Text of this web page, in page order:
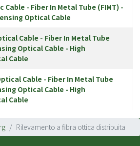
Cable - Fiber In Metal Tube (FIMT) -
Optical Cable
Cable - Fiber In Metal Tube
Optical Cable - High
Cable
Cable - Fiber In Metal Tube
Optical Cable - High
Cable
Rilevamento a fibra ottica distribuita